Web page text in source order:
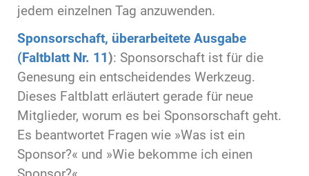
jedem einzelnen Tag anzuwenden.
Sponsorschaft, überarbeitete Ausgabe
(Faltblatt Nr. 11): Sponsorschaft ist für die
Genesung ein entscheidendes Werkzeug.
Dieses Faltblatt erläutert gerade für neue
Mitglieder, worum es bei Sponsorschaft geht.
Es beantwortet Fragen wie »Was ist ein
Sponsor?« und »Wie bekomme ich einen